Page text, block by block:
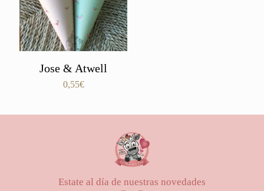
Jose & Atwell
0,55€
Estate al día de nuestras novedades